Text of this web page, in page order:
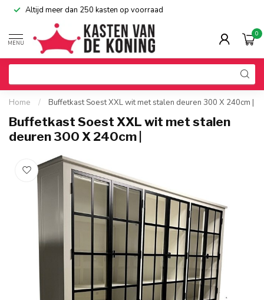
Altijd meer dan 250 kasten op voorraad
MENU
0
Home / Buffetkast Soest XXL wit met stalen deuren 300 X 240cm |
Buffetkast Soest XXL wit met stalen
deuren 300 X 240cm |